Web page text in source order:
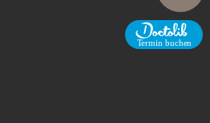
E-Mail